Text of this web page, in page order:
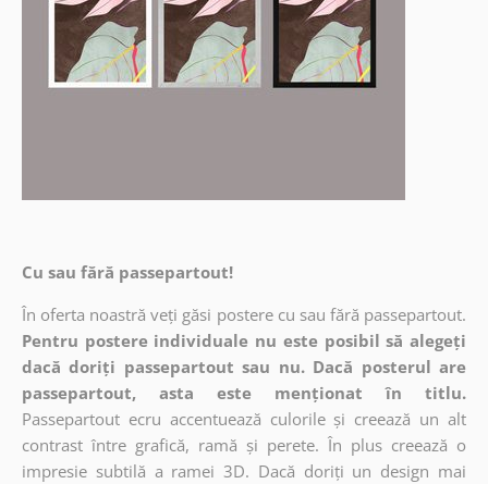
Cu sau fără passepartout!
În oferta noastră veți găsi postere cu sau fără passepartout.
Pentru postere individuale nu este posibil să alegeți
dacă doriți passepartout sau nu. Dacă posterul are
passepartout, asta este menționat în titlu.
Passepartout ecru accentuează culorile și creează un alt
contrast între grafică, ramă și perete. În plus creează o
impresie subtilă a ramei 3D. Dacă doriți un design mai